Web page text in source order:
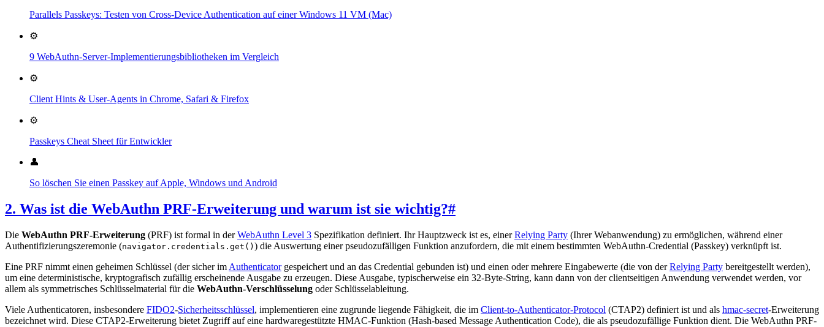
Parallels Passkeys: Testen von Cross-Device Authentication auf einer Windows 11 VM (Mac)
⚙️
9 WebAuthn-Server-Implementierungsbibliotheken im Vergleich
⚙️
Client Hints & User-Agents in Chrome, Safari & Firefox
⚙️
Passkeys Cheat Sheet für Entwickler
👤
So löschen Sie einen Passkey auf Apple, Windows und Android
2. Was ist die WebAuthn PRF-Erweiterung und warum ist sie wichtig?#
Die WebAuthn PRF-Erweiterung (PRF) ist formal in derWebAuthn Level 3 Spezifikation definiert. Ihr Hauptzweck ist es, einerRelying Party (Ihrer Webanwendung) zu ermöglichen, während einer
Authentifizierungszeremonie (navigator.credentials.get() ) die Auswertung einer pseudozufälligen Funktion anzufordern, die mit einem bestimmten WebAuthn-Credential (Passkey) verknüpft ist.
Eine PRF nimmt einen geheimen Schlüssel (der sicher im Authenticatorgespeichert und an das Credential gebunden ist) und einen oder mehrere Eingabewerte (die von derRelying Party bereitgestellt werden),
um eine deterministische, kryptografisch zufällig erscheinende Ausgabe zu erzeugen. Diese Ausgabe, typischerweise ein 32-Byte-String, kann dann von der clientseitigen Anwendung verwendet werden, vor
allem als symmetrisches Schlüsselmaterial für die WebAuthn-Verschlüsselung oder Schlüsselableitung.
Viele Authenticatoren, insbesondere FIDO2-Sicherheitsschlüssel, implementieren eine zugrunde liegende Fähigkeit, die im Client-to-Authenticator-Protocol (CTAP2) definiert ist und als hmac-secret-Erweiterung
bezeichnet wird. Diese CTAP2-Erweiterung bietet Zugriff auf eine hardwaregestützte HMAC-Funktion (Hash-based Message Authentication Code), die als pseudozufällige Funktion dient. Die WebAuthn PRF-